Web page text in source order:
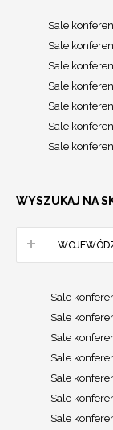
Sale
Sale
Sale
Sale
Sale
Sale
Sale
WYSZUKAJ NA
Sale
Sale
Sale
Sale
Sale
Sale
Sale